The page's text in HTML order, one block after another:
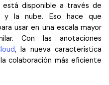
está disponible a través de
y la nube. Eso hace que
usar en una escala mayor
Con las anotaciones
, la nueva característica
colaboración más eficiente